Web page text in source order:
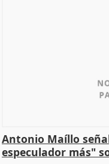
Antonio Maíllo
especulador más"